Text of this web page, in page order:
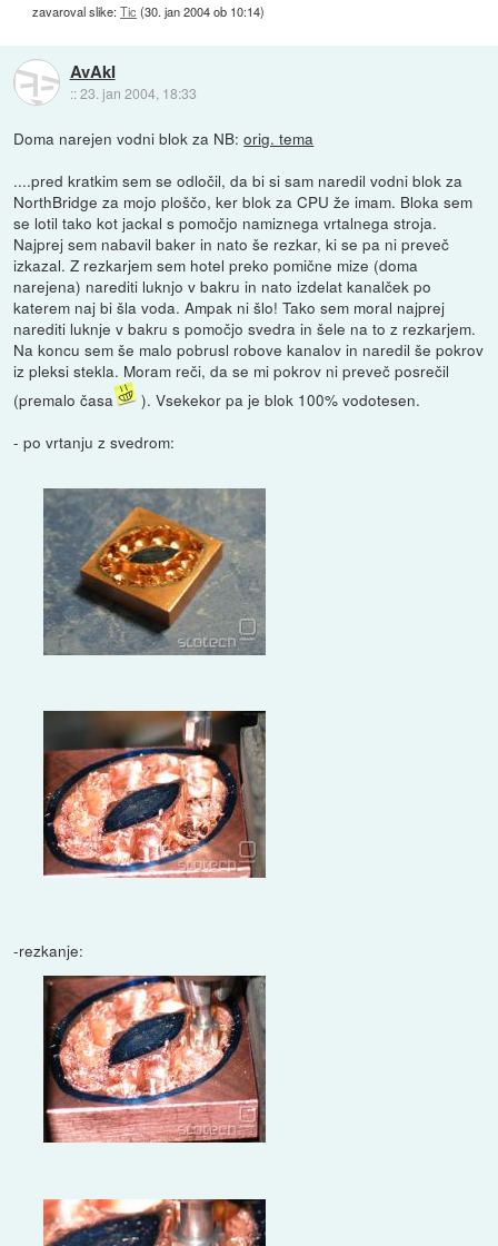
zavaroval slike:Tic (30. jan 2004 ob 10:14)
AvAkI
::23. jan 2004, 18:33
Doma narejen vodni blok za NB:orig. tema
....pred kratkim sem se odločil, da bi si sam naredil vodni blok za
NorthBridge za mojo ploščo, ker blok za CPU že imam. Bloka sem
se lotil tako kot jackal s pomočjo namiznega vrtalnega stroja.
Najprej sem nabavil baker in nato še rezkar, ki se pa ni preveč
izkazal. Z rezkarjem sem hotel preko pomične mize (doma
narejena) narediti luknjo v bakru in nato izdelat kanalček po
katerem naj bi šla voda. Ampak ni šlo! Tako sem moral najprej
narediti luknje v bakru s pomočjo svedra in šele na to z rezkarjem.
Na koncu sem še malo pobrusl robove kanalov in naredil še pokrov
iz pleksi stekla. Moram reči, da se mi pokrov ni preveč posrečil
(premalo časa
). Vsekekor pa je blok 100% vodotesen.
- po vrtanju z svedrom:
-rezkanje: